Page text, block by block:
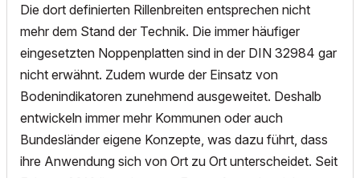
Die dort definierten Rillenbreiten entsprechen nicht
mehr dem Stand der Technik. Die immer häufiger
eingesetzten Noppenplatten sind in der DIN 32984 gar
nicht erwähnt. Zudem wurde der Einsatz von
Bodenindikatoren zunehmend ausgeweitet. Deshalb
entwickeln immer mehr Kommunen oder auch
Bundesländer eigene Konzepte, was dazu führt, dass
ihre Anwendung sich von Ort zu Ort unterscheidet. Seit